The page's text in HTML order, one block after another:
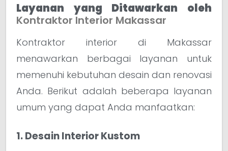
Layanan yang Ditawarkan oleh
Kontraktor Interior Makassar
Kontraktor interior di Makassar
menawarkan berbagai layanan untuk
memenuhi kebutuhan desain dan renovasi
Anda. Berikut adalah beberapa layanan
umum yang dapat Anda manfaatkan:
1. Desain Interior Kustom